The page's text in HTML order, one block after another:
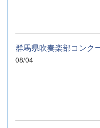
群馬県吹奏楽部コンク
08/04